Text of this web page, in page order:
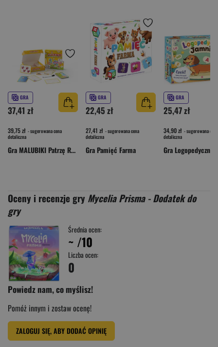
GRA
37,41 zł
39,75 zł - sugerowana cena
detaliczna
Gra MALUBIKI Patrzę Rysuję Poznaję
GRA
22,45 zł
27,41 zł - sugerowana cena
detaliczna
Gra Pamięć Farma
GRA
25,47 zł
34,90 zł - sugerowana cena
detaliczna
Oceny i recenzje gry Mycelia Prisma - Dodatek do
gry
Średnia ocen:
~ /10
Liczba ocen:
0
Powiedz nam, co myślisz!
Pomóż innym i zostaw ocenę!
ZALOGUJ SIĘ, ABY DODAĆ OPINIĘ